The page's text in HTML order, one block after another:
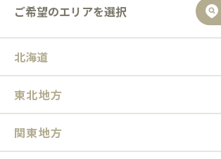
ご希望のエリアを選択
北海道
東北地方
関東地方